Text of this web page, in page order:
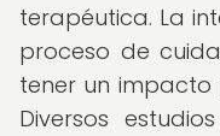
terapéutica. La
proceso de
tener un impacto
Diversos